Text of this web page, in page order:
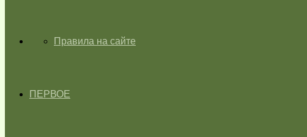
ГЛАВНАЯПравила на сайте
ПЕРВОЕ